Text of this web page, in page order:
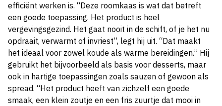
efficiënt werken is. “Deze roomkaas is wat dat betreft
een goede toepassing. Het product is heel
vergevingsgezind. Het gaat nooit in de schift, of je het nu
opdraait, verwarmt of invriest”, legt hij uit. “Dat maakt
het ideaal voor zowel koude als warme bereidingen.” Hij
gebruikt het bijvoorbeeld als basis voor desserts, maar
ook in hartige toepassingen zoals sauzen of gewoon als
spread. “Het product heeft van zichzelf een goede
smaak, een klein zoutje en een fris zuurtje dat mooi in